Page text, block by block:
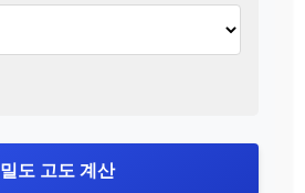
밀도 고도 계산